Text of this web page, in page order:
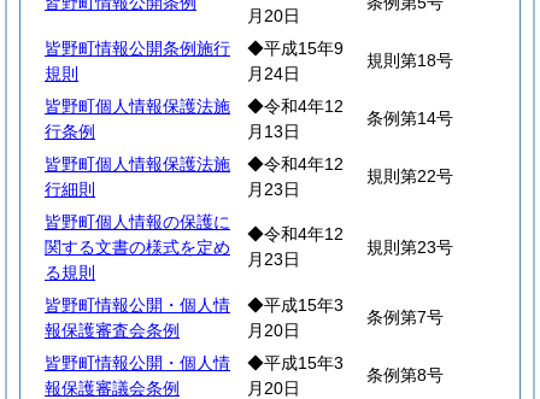
月20日
皆野町情報公開条例施行
規則
◆平成15年9
月24日
規則第18号
皆野町個人情報保護法施
行条例
◆令和4年12
月13日
条例第14号
皆野町個人情報保護法施
行細則
◆令和4年12
月23日
規則第22号
皆野町個人情報の保護に
関する文書の様式を定め
る規則
◆令和4年12
月23日
規則第23号
皆野町情報公開・個人情
報保護審査会条例
◆平成15年3
月20日
条例第7号
皆野町情報公開・個人情
報保護審議会条例
◆平成15年3
月20日
条例第8号